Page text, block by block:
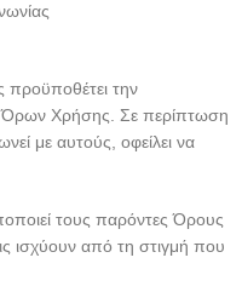
προϋποθέτει την
Χρήσης. Σε περίπτωση
με αυτούς, οφείλει να
τους παρόντες Όρους
ισχύουν από τη στιγμή που